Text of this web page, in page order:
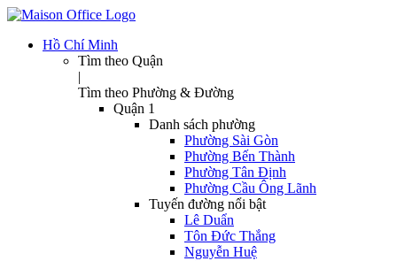
Hồ Chí Minh
Tìm theo Quận
|
Tìm theo Phường & Đường
Quận 1
Danh sách phường
Phường Sài Gòn
Phường Bến Thành
Phường Tân Định
Phường Cầu Ông Lãnh
Tuyến đường nổi bật
Lê Duẩn
Tôn Đức Thắng
Nguyễn Huệ